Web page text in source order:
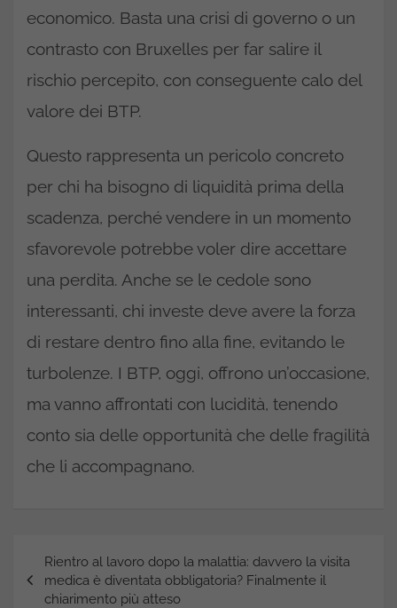
economico. Basta una crisi di governo o un
contrasto con Bruxelles per far salire il
rischio percepito, con conseguente calo del
valore dei BTP.
Questo rappresenta un pericolo concreto
per chi ha bisogno di liquidità prima della
scadenza, perché vendere in un momento
sfavorevole potrebbe voler dire accettare
una perdita. Anche se le cedole sono
interessanti, chi investe deve avere la forza
di restare dentro fino alla fine, evitando le
turbolenze. I BTP, oggi, offrono un’occasione,
ma vanno affrontati con lucidità, tenendo
conto sia delle opportunità che delle fragilità
che li accompagnano.
articoli
Rientro al lavoro dopo la malattia: davvero la visita
medica è diventata obbligatoria? Finalmente il
chiarimento più atteso